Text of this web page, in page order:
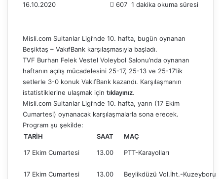
16.10.2020 607 1 dakika okuma süresi
Misli.com Sultanlar Ligi’nde 10. hafta, bugün oynanan
Beşiktaş – VakıfBank karşılaşmasıyla başladı.
TVF Burhan Felek Vestel Voleybol Salonu’nda oynanan
haftanın açılış mücadelesini 25-17, 25-13 ve 25-17’lik
setlerle 3-0 konuk VakıfBank kazandı. Karşılaşmanın
istatistiklerine ulaşmak için tıklayınız.
Misli.com Sultanlar Ligi’nde 10. hafta, yarın (17 Ekim
Cumartesi) oynanacak karşılaşmalarla sona erecek.
Program şu şekilde:
TARİH
SAAT MAÇ
17 Ekim Cumartesi 13.00 PTT-Karayolları
17 Ekim Cumartesi 13.00 Beylikdüzü Vol.İht.-Kuzeyboru